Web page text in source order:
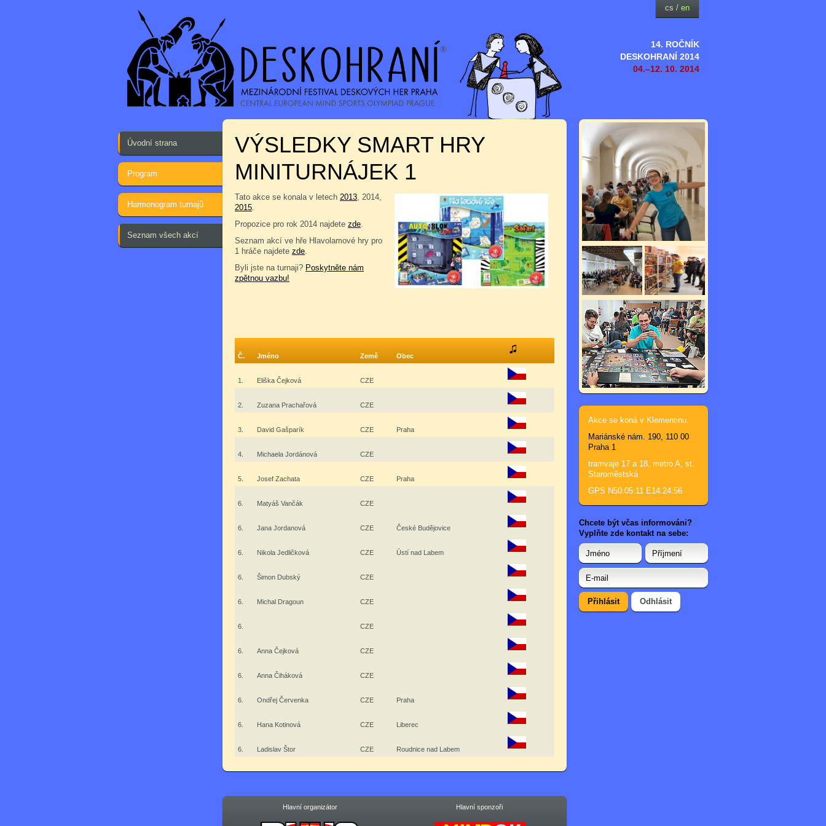
14. ROČNÍK
DESKOHRANÍ 2014
04.–12. 10. 2014
cs / en
Úvodní strana
Program
Harmonogram turnajů
Seznam všech akcí
VÝSLEDKY SMART HRY
MINITURNÁJEK 1
Tato akce se konala v letech 2013, 2014,
2015.
Propozice pro rok 2014 najdete zde.
Seznam akcí ve hře Hlavolamové hry pro
1 hráče najdete zde.
Byli jste na turnaji? Poskytněte nám
zpětnou vazbu!
Č. Jméno Země Obec
1. Eliška Čejková CZE
2. Zuzana Prachařová CZE
3. David Gašparík CZE Praha
4. Michaela Jordánová CZE
5. Josef Zachata CZE Praha
6. Matyáš Vančák CZE
6. Jana Jordanová CZE České Budějovice
6. Nikola Jedličková CZE Ústí nad Labem
6. Šimon Dubský CZE
6. Michal Dragoun CZE
6. CZE
6. Anna Čejková CZE
6. Anna Čiháková CZE
6. Ondřej Červenka CZE Praha
6. Hana Kotinová CZE Liberec
6. Ladislav Štor CZE Roudnice nad Labem
Hlavní organizátor Hlavní sponzoři
Akce se koná v Klementinu.
Mariánské nám. 190, 110 00
Praha 1
tramvaje 17 a 18, metro A, st.
Staroměstská
GPS N50:05:11 E14:24:56
Chcete být včas informováni?
Vyplňte zde kontakt na sebe: